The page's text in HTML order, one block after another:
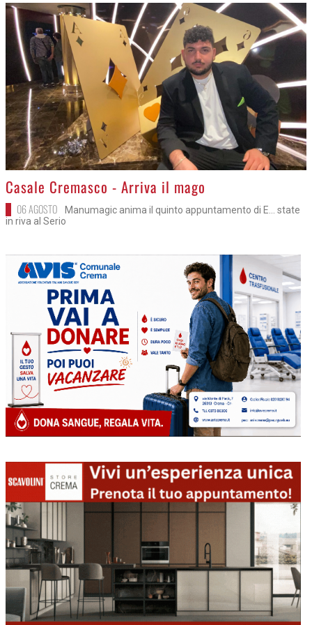
>
Casale Cremasco - Arriva il mago
06 AGOSTO
Manumagic anima il quinto appuntamento di E... state
in riva al Serio